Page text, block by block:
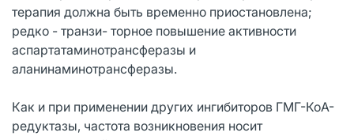
терапия должна быть временно приостановлена;
редко - транзи- торное повышение активности
аспартатаминотрансферазы и
аланинаминотрансферазы.
Как и при применении других ингибиторов ГМГ-КоА-
редуктазы, частота возникновения носит